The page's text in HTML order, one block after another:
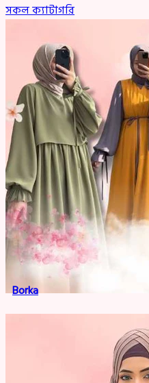
সকল ক্যাটাগরি
Borka